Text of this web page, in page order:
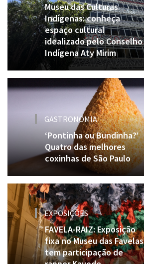
Museu das Culturas
Indígenas: conheça
espaço cultural
idealizado pelo Conselho
Indígena Aty Mirim
GASTRONOMIA
‘Pontinha ou Bundinha?’
Quatro das melhores
coxinhas de São Paulo
EXPOSIÇÕES
FAVELA-RAIZ: Exposição
fixa no Museu das Favelas
tem participação de